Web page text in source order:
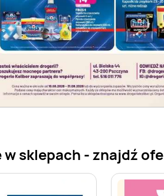
sklepach - znajdź